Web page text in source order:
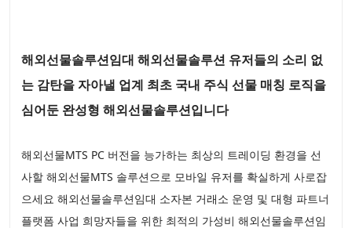
해외선물솔루션임대 해외선물솔루션 유저들의 소리 없
는 감탄을 자아낼 업계 최초 국내 주식 선물 매칭 로직을
심어둔 완성형 해외선물솔루션입니다
해외선물MTS PC 버전을 능가하는 최상의 트레이딩 환경을 선
사할 해외선물MTS 솔루션으로 모바일 유저를 확실하게 사로잡
으세요 해외선물솔루션임대 소자본 거래소 운영 및 대형 파트너
플랫폼 사업 희망자들을 위한 최적의 가성비 해외선물솔루션임